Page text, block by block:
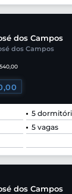
dos Campos
dos Campos
5
5 vagas
dos Campos